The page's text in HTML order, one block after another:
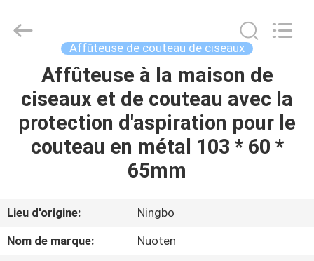
LA
MAISON
VIDÉOS
Electric
Appliance
Affûteuse de couteau de ciseaux
Affûteuse à la maison de
ciseaux et de couteau avec la
protection d'aspiration pour le
couteau en métal 103 * 60 *
65mm
Lieu d'origine:
Ningbo
Nom de marque:
Nuoten